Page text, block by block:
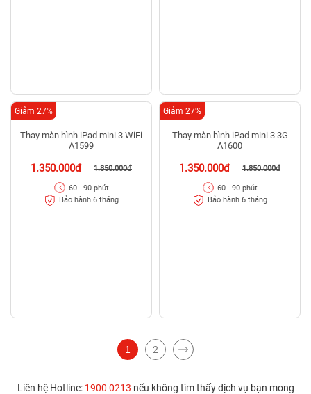
Thay màn hình iPad mini 3 WiFi
A1599
1.350.000đ 1.850.000đ
Giảm 27%
60 - 90 phút
Bảo hành 6 tháng
Thay màn hình iPad mini 3 3G
A1600
1.350.000đ 1.850.000đ
Giảm 27%
60 - 90 phút
Bảo hành 6 tháng
1 2
Liên hệ Hotline: 1900 0213 nếu không tìm thấy dịch vụ bạn mong